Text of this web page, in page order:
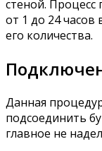
стеной. Процесс
от 1 до 24 часов
его количества.
Данная
подсоединить
главное не